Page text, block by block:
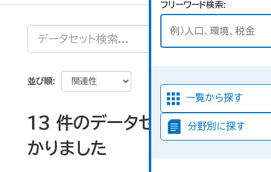
フリーワード検索
一覧から探す
分野別に探す
並び順
13 件のデータセットが見つ
かりました